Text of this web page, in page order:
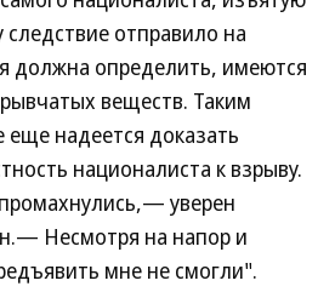
отправило на
должна определить, имеются
веществ. Таким
еще надеется доказать
националиста к взрыву.
уверен
Несмотря на напор и
мне не смогли".